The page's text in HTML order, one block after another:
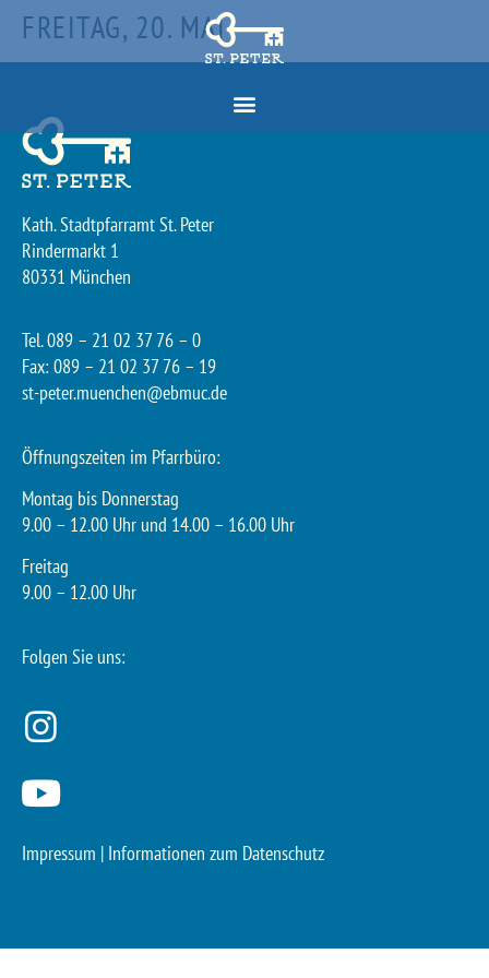
FREITAG, 20. MAI
Kath. Stadtpfarramt St. Peter
Rindermarkt 1
80331 München
Tel. 089 – 21 02 37 76 – 0
Fax: 089 – 21 02 37 76 – 19
st-peter.muenchen@ebmuc.de
Öffnungszeiten im Pfarrbüro:
Montag bis Donnerstag
9.00 – 12.00 Uhr und 14.00 – 16.00 Uhr
Freitag
9.00 – 12.00 Uhr
Folgen Sie uns:
Impressum | Informationen zum Datenschutz